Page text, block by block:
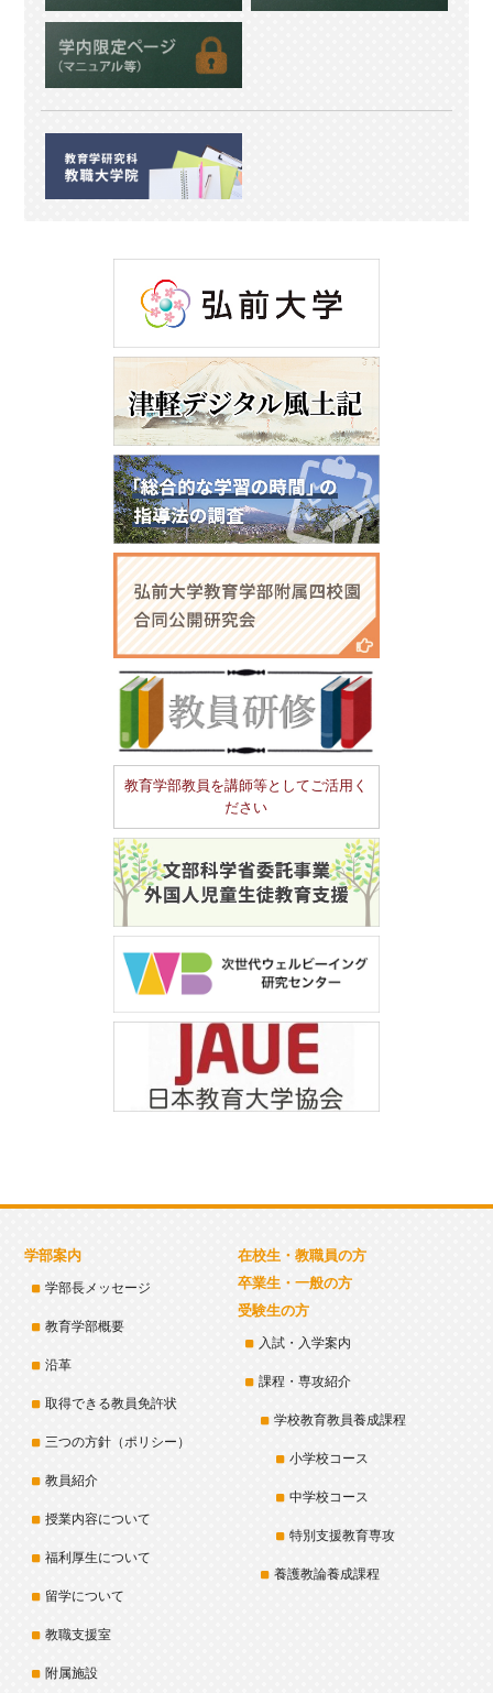
教育学部教員を講師等としてご活用く
ださい
学部案内
学部長メッセージ
教育学部概要
沿革
取得できる教員免許状
三つの方針（ポリシー）
教員紹介
授業内容について
福利厚生について
留学について
教職支援室
附属施設
在校生・教職員の方
卒業生・一般の方
受験生の方
入試・入学案内
課程・専攻紹介
学校教育教員養成課程
小学校コース
中学校コース
特別支援教育専攻
養護教論養成課程